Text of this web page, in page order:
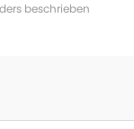
beschrieben